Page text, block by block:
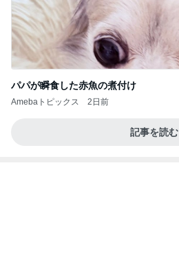
パパが瞬食した赤魚の煮付け
Amebaトピックス 2日前
記事を読む